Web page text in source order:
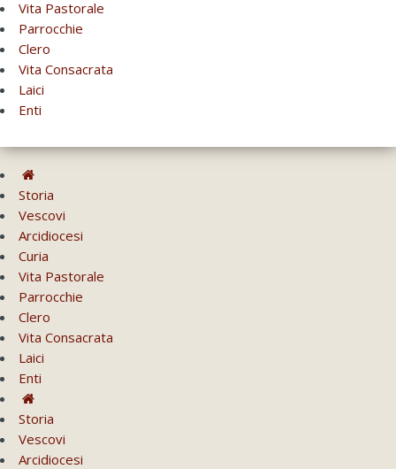
Vita Pastorale
Parrocchie
Clero
Vita Consacrata
Laici
Enti
Storia
Vescovi
Arcidiocesi
Curia
Vita Pastorale
Parrocchie
Clero
Vita Consacrata
Laici
Enti
Storia
Vescovi
Arcidiocesi